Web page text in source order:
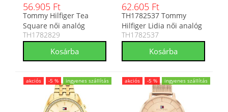
56.905 Ft
Tommy Hilfiger Tea
Square női analóg
karóra TH1782829
TH1782829
62.605 Ft
TH1782537 Tommy
Hilfiger Lidia női analóg
karóra
TH1782537
akciós -5 % ingyenes szállítás akciós -5 % ingyenes szállítás